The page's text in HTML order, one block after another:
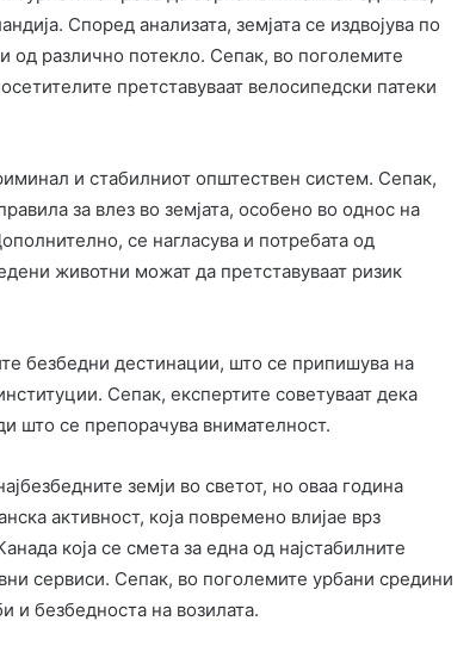
Според анализата, земјата се издвојува по
од различно потекло. Сепак, во поголемите
претставуваат велосипедски патеки
и стабилниот општествен систем. Сепак,
за влез во земјата, особено во однос на
се нагласува и потребата од
животни можат да претставуваат ризик
безбедни дестинации, што се припишува на
Сепак, експертите советуваат дека
што се препорачува внимателност.
земји во светот, но оваа година
активност, која повремено влијае врз
која се смета за една од најстабилните
сервиси. Сепак, во поголемите урбани средини
безбедноста на возилата.